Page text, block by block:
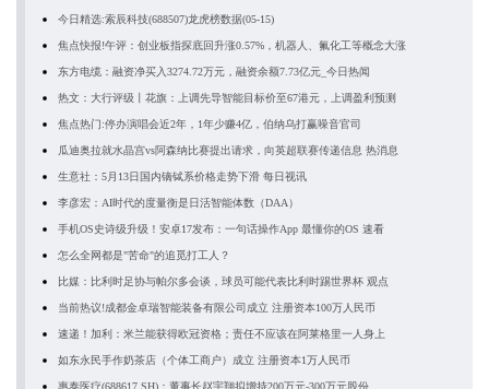
今日精选:索辰科技(688507)龙虎榜数据(05-15)
焦点快报!午评：创业板指探底回升涨0.57%，机器人、氟化工等概念大涨
东方电缆：融资净买入3274.72万元，融资余额7.73亿元_今日热闻
热文：大行评级丨花旗：上调先导智能目标价至67港元，上调盈利预测
焦点热门:停办演唱会近2年，1年少赚4亿，伯纳乌打赢噪音官司
瓜迪奥拉就水晶宫vs阿森纳比赛提出请求，向英超联赛传递信息 热消息
生意社：5月13日国内镝铽系价格走势下滑 每日视讯
李彦宏：AI时代的度量衡是日活智能体数（DAA）
手机OS史诗级升级！安卓17发布：一句话操作App 最懂你的OS 速看
怎么全网都是"苦命"的追觅打工人？
比媒：比利时足协与帕尔多会谈，球员可能代表比利时踢世界杯 观点
当前热议!成都金卓瑞智能装备有限公司成立 注册资本100万人民币
速递！加利：米兰能获得欧冠资格；责任不应该在阿莱格里一人身上
如东永民手作奶茶店（个体工商户）成立 注册资本1万人民币
惠泰医疗(688617.SH)：董事长赵宇翔拟增持200万元-300万元股份